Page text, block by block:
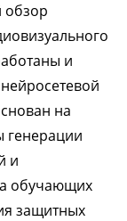
обзор
и
на
генерации
и
обучающих
защитных